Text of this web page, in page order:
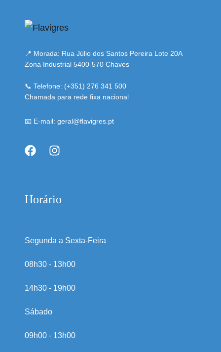
📍 Morada: Rua Júlio dos Santos Pereira Lote 20A
Zona Industrial 5400-570 Chaves
📞 Telefone: (+351) 276 341 500
Chamada para rede fixa nacional
📧 E-mail: geral@flavigres.pt
Horário
Segunda a Sexta-Feira
08h30 - 13h00
14h30 - 19h00
Sábado
09h00 - 13h00